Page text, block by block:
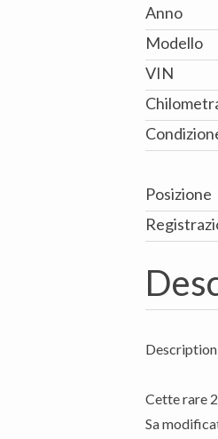
Anno
Modello
VIN
Posizione
Description
Cette rare
Sa